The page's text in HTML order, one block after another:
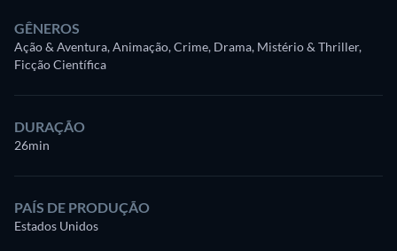
GÊNEROS
Ação & Aventura, Animação, Crime, Drama, Mistério & Thriller,
Ficção Científica
DURAÇÃO
26min
PAÍS DE PRODUÇÃO
Estados Unidos